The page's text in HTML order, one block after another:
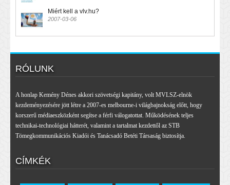
Miért kell a vlv.hu?
2007-03-06
RÓLUNK
A honlap Kemény Dénes akkori szövetségi kapitány, volt MVLSZ-elnök
kezdeményezésére jött létre a 2007-es melbourne-i világbajnokság előtt, hogy
korszerű médiaeszközként segítse a férfi válogatottat. Működésének teljes
technikai-technológiai hátterét, valamint a tartalmat kezdettől az STB
Tömegkommunikációs Kiadói és Tanácsadó Betéti Társaság biztosítja.
CÍMKÉK